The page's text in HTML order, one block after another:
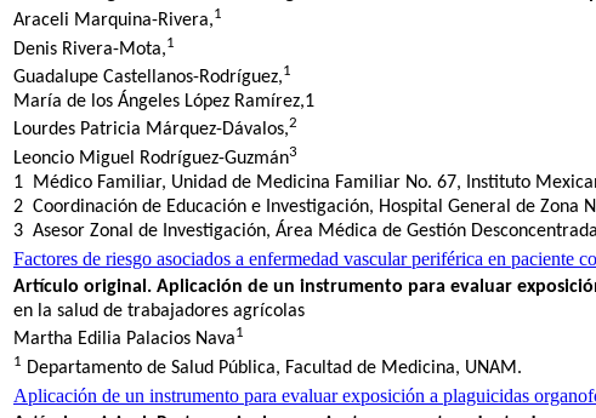
Araceli Marquina-Rivera,1
Denis Rivera-Mota,1
Guadalupe Castellanos-Rodríguez,1
María de los Ángeles López Ramírez,1
Lourdes Patricia Márquez-Dávalos,2
Leoncio Miguel Rodríguez-Guzmán3
1 Médico Familiar, Unidad de Medicina Familiar No. 67, Instituto
2 Coordinación de Educación e Investigación, Hospital General de
3 Asesor Zonal de Investigación, Área Médica de Gestión
Factores de riesgo asociados a enfermedad vascular periférica en paciente
Artículo original. Aplicación de un instrumento para evaluar
en la salud de trabajadores agrícolas
Martha Edilia Palacios Nava1
1 Departamento de Salud Pública, Facultad de Medicina, UNAM.
Aplicación de un instrumento para evaluar exposición a plaguicidas